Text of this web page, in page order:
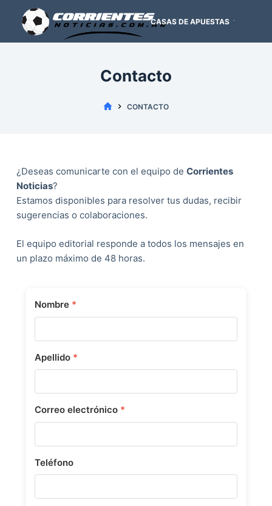
i
n
CASAS DE APUESTAS
Contacto
FUTBOLCONTACTO
¿Deseas comunicarte con el equipo de Corrientes
Noticias?
Estamos disponibles para resolver tus dudas, recibir
sugerencias o colaboraciones.
El equipo editorial responde a todos los mensajes en
un plazo máximo de 48 horas.
Nombre *
Apellido *
Correo electrónico *
Teléfono